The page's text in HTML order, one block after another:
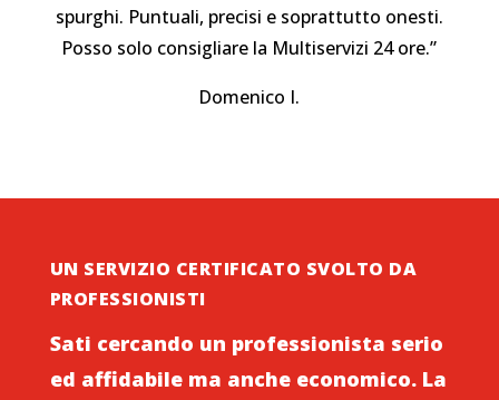
spurghi. Puntuali, precisi e soprattutto onesti.
Posso solo consigliare la Multiservizi 24 ore.”
Domenico I.
UN SERVIZIO CERTIFICATO SVOLTO DA
PROFESSIONISTI
Sati cercando un professionista serio
ed affidabile ma anche economico. La